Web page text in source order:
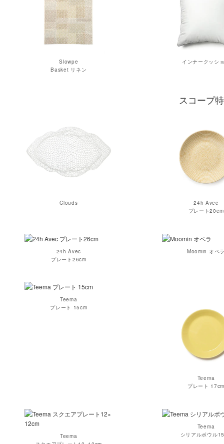
Slowpe
Basket リネン
インナークッシ
スコープ
Clouds
24h Avec
プレート20cm
24h Avec
プレート26cm
Moomin オペ
Teema
プレート 15cm
Teema
プレート
Teema
Teema
シリアルボウル